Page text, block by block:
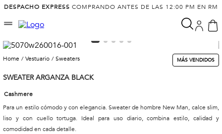
DESPACHO EXPRESS COMPRANDO ANTES DE LAS 12:00 PM EN RM
vestuario sweaters MÁS VENDIDOS
SWEATER ARGANZA BLACK
Cashmere
Para un estilo cómodo y con elegancia. Sweater de hombre New Man, calce slim,
liso y con cuello tortuga. Ideal para uso diario, combina estilo, calidad y
comodidad en cada detalle.